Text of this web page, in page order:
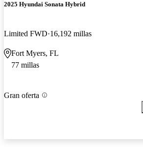
2025 Hyundai Sonata Hybrid
Limited FWD 16,192 millas
Fort Myers, FL
77 millas
Gran oferta